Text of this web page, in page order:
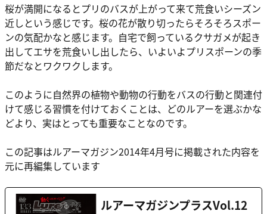
桜が満開になるとプリのバスが上がって来て荒食いシーズン
近しという感じです。桜の花が散り切ったらそろそろスポー
ンの気配かなと感じます。自宅で飼っているクサガメが起き
出してエサを荒食いし出したら、いよいよプリスポーンの季
節だなとワクワクします。
このように自然界の植物や動物の行動をバスの行動と関連付
けて感じる習慣を付けておくことは、 どのルアーを選ぶかな
どより、実はとっても重要なことなのです。
この記事はルアーマガジン2014年4月号に掲載された内容を
元に再編集しています
ルアーマガジンプラスVol.12